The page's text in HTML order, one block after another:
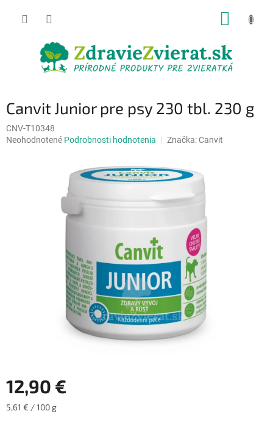
Canvit Junior pre psy 230 tbl. 230 g
CNV-T10348
Priemerné
Neohodnotené Podrobnosti hodnotenia Značka:Canvit
12,90 €
Jednotková
5,61 € / 100 g